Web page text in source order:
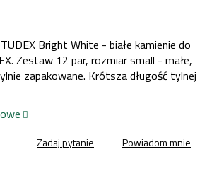
Bright White - białe kamienie do
Zestaw 12 par, rozmiar small - małe,
zapakowane. Krótsza długość tylnej
Zadaj pytanie Powiadom mnie